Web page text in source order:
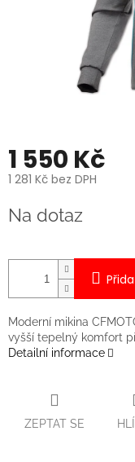
1 550 Kč
1 281 Kč bez DPH
cena:
Na dotaz
Moderní mikina
vyšší tepelný komfort
Detailní informace
ZEPTAT SE